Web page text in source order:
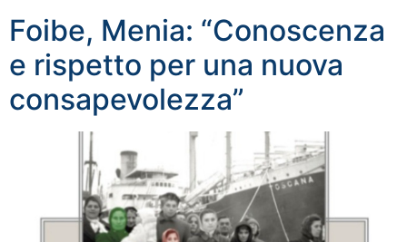
Foibe, Menia: “Conoscenza
e rispetto per una nuova
consapevolezza”